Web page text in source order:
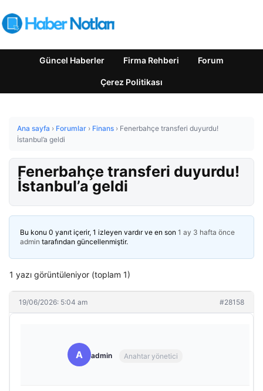
Güncel Haberler Firma Rehberi Forum
Çerez Politikası
Ana sayfa › Forumlar › Finans › Fenerbahçe transferi duyurdu!
İstanbul’a geldi
Fenerbahçe transferi duyurdu!
İstanbul’a geldi
Bu konu 0 yanıt içerir, 1 izleyen vardır ve en son 1 ay 3 hafta önce
admin tarafından güncellenmiştir.
1 yazı görüntüleniyor (toplam 1)
19/06/2026: 5:04 am #28158
A admin Anahtar yönetici